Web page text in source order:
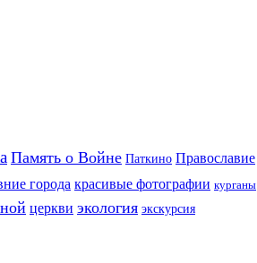
Память о Войне Паткино Православие
города красивые фотографии курганы
церкви экология экскурсия